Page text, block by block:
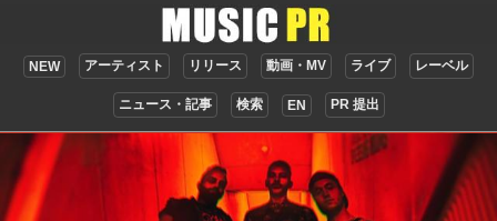
NEW アーティスト リリース 動画・MV ライブ レーベル
ニュース・記事 検索 EN PR 提出